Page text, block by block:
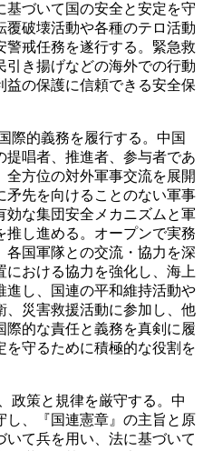
基づいて国の安全と安定を守
覆破壊活動や各種のテロ活動
警戒任務を遂行する。緊急救
き揚げなどの海外での行動
の保護に信頼できる安全保
際的義務を履行する。中国
唱者、推進者、参与者であ
全方位の対外軍事交流を展開
矛先を向けることのない軍事
効な集団安全メカニズムと軍
し進める。オープンで実務
各国軍隊との交流・協力を深
おける協力を強化し、海上
進し、国連の平和維持活動や
、災害救援活動に参加し、他
際的な責任と義務を真剣に履
守るために積極的な役割を
政策と規律を厳守する。中
し、『国連憲章』の主旨と原
て兵を用い、法に基づいて